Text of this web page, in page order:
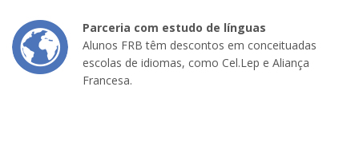
Parceria com estudo de línguas
Alunos FRB têm descontos em conceituadas
escolas de idiomas, como Cel.Lep e Aliança
Francesa.